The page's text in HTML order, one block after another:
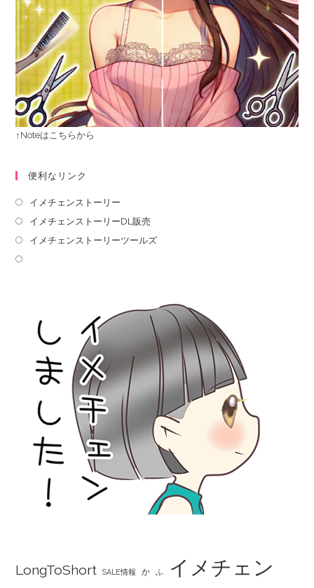
↑Noteはこちらから
便利なリンク
イメチェンストーリー
イメチェンストーリーDL販売
イメチェンストーリーツールズ
LongToShort SALE情報 か ふ イメチェン